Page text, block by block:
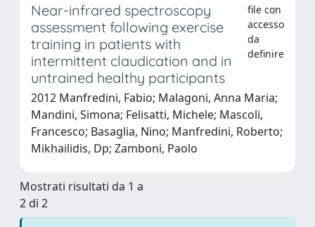
Near-infrared spectroscopy
assessment following exercise
training in patients with
intermittent claudication and in
untrained healthy participants
file con
accesso
da
definire
2012 Manfredini, Fabio; Malagoni, Anna Maria;
Mandini, Simona; Felisatti, Michele; Mascoli,
Francesco; Basaglia, Nino; Manfredini, Roberto;
Mikhailidis, Dp; Zamboni, Paolo
Mostrati risultati da 1 a
2 di 2